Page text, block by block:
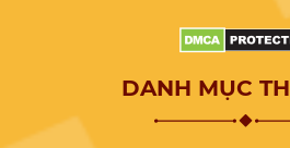
DANH MỤC